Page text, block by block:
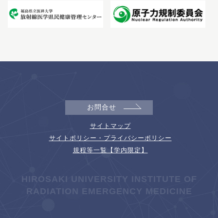
お問合せ
サイトマップ
サイトポリシー・プライバシーポリシー
規程等一覧【学内限定】
HIROSAKI UNIVERSITY INSTITUTE OF
RADIATION EMERGENCY MEDICINE